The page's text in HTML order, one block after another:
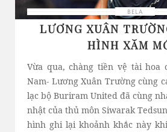
BELA
LƯƠNG XUÂN
HÌNH XĂM
Vừa qua, chàng tiền vệ tài hoa
Nam- Lương Xuân Trường cùng
lạc bộ Buriram United đã cùng
nhật của thủ môn Siwarak
hình ghi lại khoảnh khắc này